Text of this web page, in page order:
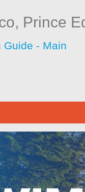
Prince
Guide - Main